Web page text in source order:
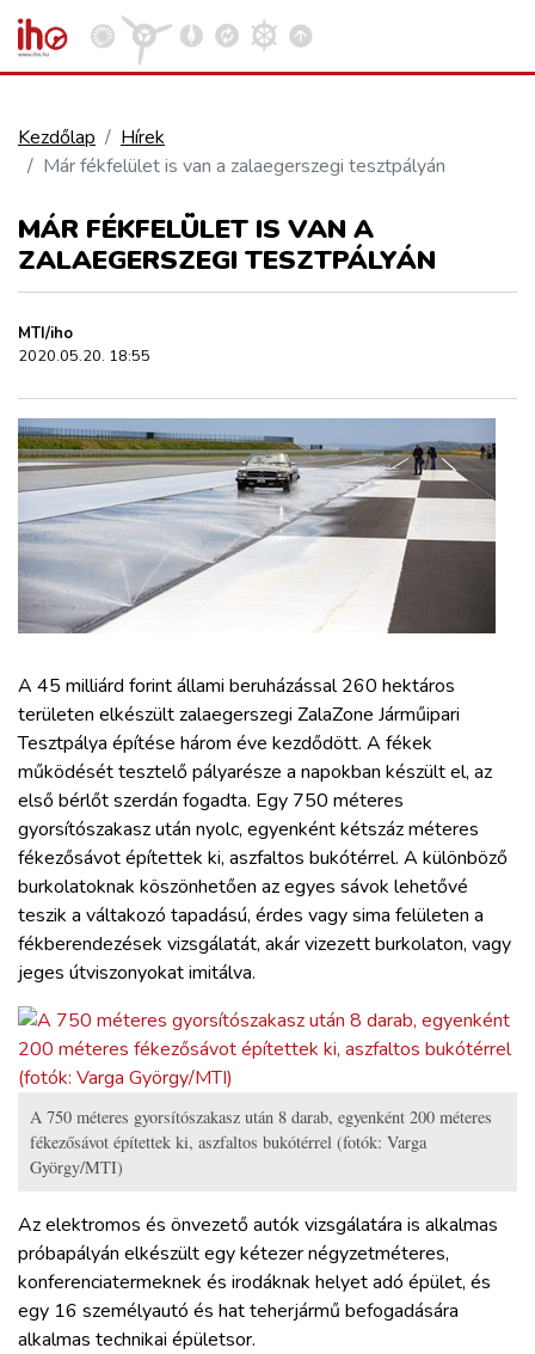
VASÚT
KÖZÚT
REPÜLÉS
KÖZLEKEDÉSFEJLESZTÉS
ELLÁTÁSI LÁNC
ZÖLDÚT
HAJÓZÁS
BLOG
ARCHÍVUM
WEBSHOP
BELÉPÉS
REGISZTRÁCIÓ
Kosár megtekintése
Kezdőlap
Hírek
Már fékfelület is van a zalaegerszegi tesztpályán
MÁR FÉKFELÜLET IS VAN A
ZALAEGERSZEGI TESZTPÁLYÁN
MTI/iho
2020.05.20. 18:55
A 45 milliárd forint állami beruházással 260 hektáros
területen elkészültzalaegerszegi ZalaZone Járműipari
Tesztpálya építése három éve kezdődött. A fékek
működését tesztelő pályarésze a napokban készült el, az
első bérlőtszerdán fogadta. Egy 750 méteres
gyorsítószakasz után nyolc, egyenként kétszáz méteres
fékezősávot építettek ki, aszfaltos bukótérrel. A különböző
burkolatoknak köszönhetően az egyes sávok lehetővé
teszik a váltakozó tapadású, érdes vagy sima felületen a
fékberendezések vizsgálatát, akár vizezett burkolaton, vagy
jeges útviszonyokat imitálva.
A 750 méteres gyorsítószakasz után 8 darab, egyenként 200 méteres
fékezősávot építettek ki, aszfaltos bukótérrel (fotók: Varga
György/MTI)
Az elektromos és önvezető autók vizsgálatára is alkalmas
próbapályán elkészült egy kétezer négyzetméteres,
konferenciatermeknek és irodáknak helyet adó épület, és
egy 16 személyautó és hat teherjármű befogadására
alkalmas technikai épületsor.